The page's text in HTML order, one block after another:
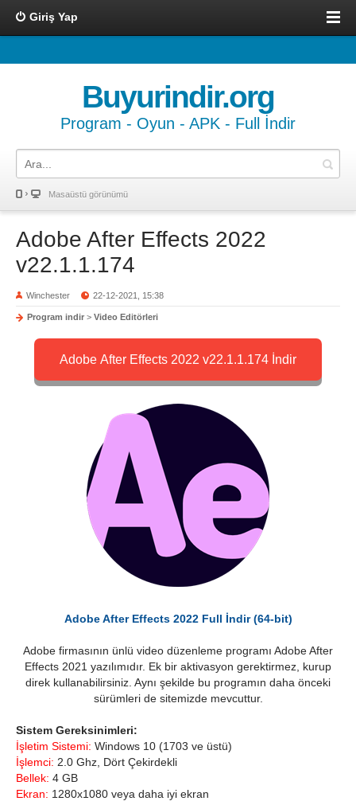
Giriş Yap
Buyurindir.org
Program - Oyun - APK - Full İndir
Masaüstü görünümü
Adobe After Effects 2022
v22.1.1.174
Winchester 22-12-2021, 15:38
Program indir > Video Editörleri
Adobe After Effects 2022 v22.1.1.174 İndir
Adobe After Effects 2022 Full İndir (64-bit)
Adobe firmasının ünlü video düzenleme programı Adobe After
Effects 2021 yazılımıdır. Ek bir aktivasyon gerektirmez, kurup
direk kullanabilirsiniz. Aynı şekilde bu programın daha önceki
sürümleri de sitemizde mevcuttur.
Sistem Gereksinimleri:
İşletim Sistemi: Windows 10 (1703 ve üstü)
İşlemci: 2.0 Ghz, Dört Çekirdekli
Bellek: 4 GB
Ekran: 1280x1080 veya daha iyi ekran